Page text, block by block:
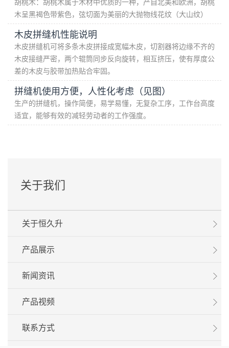
木呈黑褐色带紫色，弦切面为美丽的大抛物线花纹（大山纹）
木皮拼缝机性能说明
木皮拼缝机可将多条木皮拼接成宽幅木皮，切割器将边缘不齐的
木皮接缝严密，两个辊筒同步反向旋转，相互挤压，使有厚度公
差的木皮与胶带加热贴合牢固。
拼缝机使用方便，人性化考虑（见图）
生产的拼缝机，操作简便，易学易懂，无复杂工序，工作台高度
适宜，能够有效的减轻劳动者的工作强度。
关于我们
关于恒久升
产品展示
新闻资讯
产品视频
联系方式